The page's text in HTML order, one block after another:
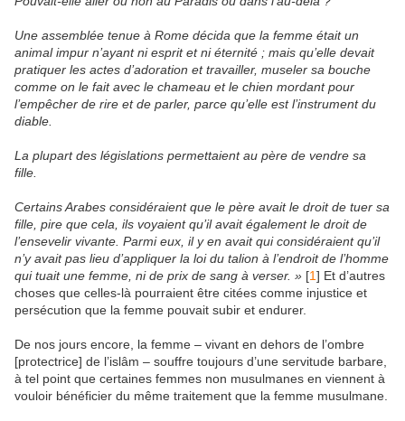
Une assemblée tenue à Rome décida que la femme était un
animal impur n’ayant ni esprit et ni éternité ; mais qu’elle devait
pratiquer les actes d’adoration et travailler, museler sa bouche
comme on le fait avec le chameau et le chien mordant pour
l’empêcher de rire et de parler, parce qu’elle est l’instrument du
diable.
La plupart des législations permettaient au père de vendre sa
fille.
Certains Arabes considéraient que le père avait le droit de tuer sa
fille, pire que cela, ils voyaient qu’il avait également le droit de
l’ensevelir vivante. Parmi eux, il y en avait qui considéraient qu’il
n’y avait pas lieu d’appliquer la loi du talion à l’endroit de l’homme
qui tuait une femme, ni de prix de sang à verser. » [1] Et d’autres
choses que celles-là pourraient être citées comme injustice et
persécution que la femme pouvait subir et endurer.
De nos jours encore, la femme – vivant en dehors de l’ombre
[protectrice] de l’islâm – souffre toujours d’une servitude barbare,
à tel point que certaines femmes non musulmanes en viennent à
vouloir bénéficier du même traitement que la femme musulmane.